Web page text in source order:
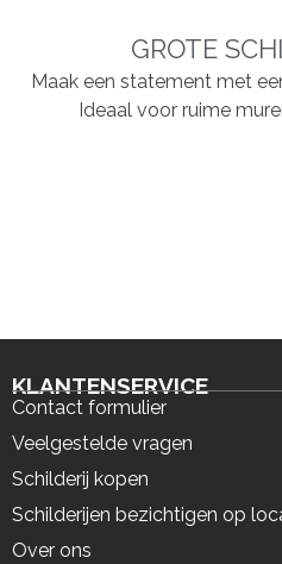
GROTE
Maak een statement met
Ideaal voor ruime
KLANTENSERVICE
Contact formulier
Veelgestelde vragen
Schilderij kopen
Schilderijen bezichtigen op
Over ons